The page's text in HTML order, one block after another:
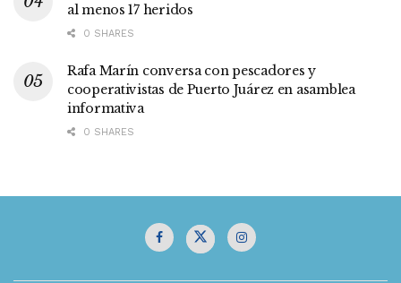
al menos 17 heridos
0 SHARES
Rafa Marín conversa con pescadores y
cooperativistas de Puerto Juárez en asamblea
informativa
0 SHARES